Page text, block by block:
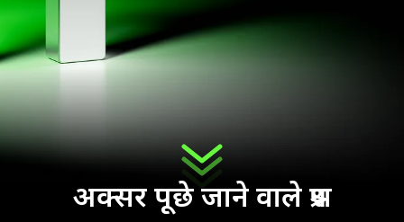
अक्सर पूछे जाने वाले प्रश्न